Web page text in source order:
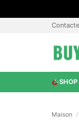
SHOP
Maison /